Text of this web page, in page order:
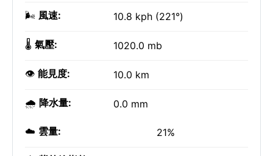
🌬️ 風速: 10.8 kph (221°)
🌡️ 氣壓: 1020.0 mb
👁️ 能見度: 10.0 km
🌧️ 降水量: 0.0 mm
☁️ 雲量: 21%